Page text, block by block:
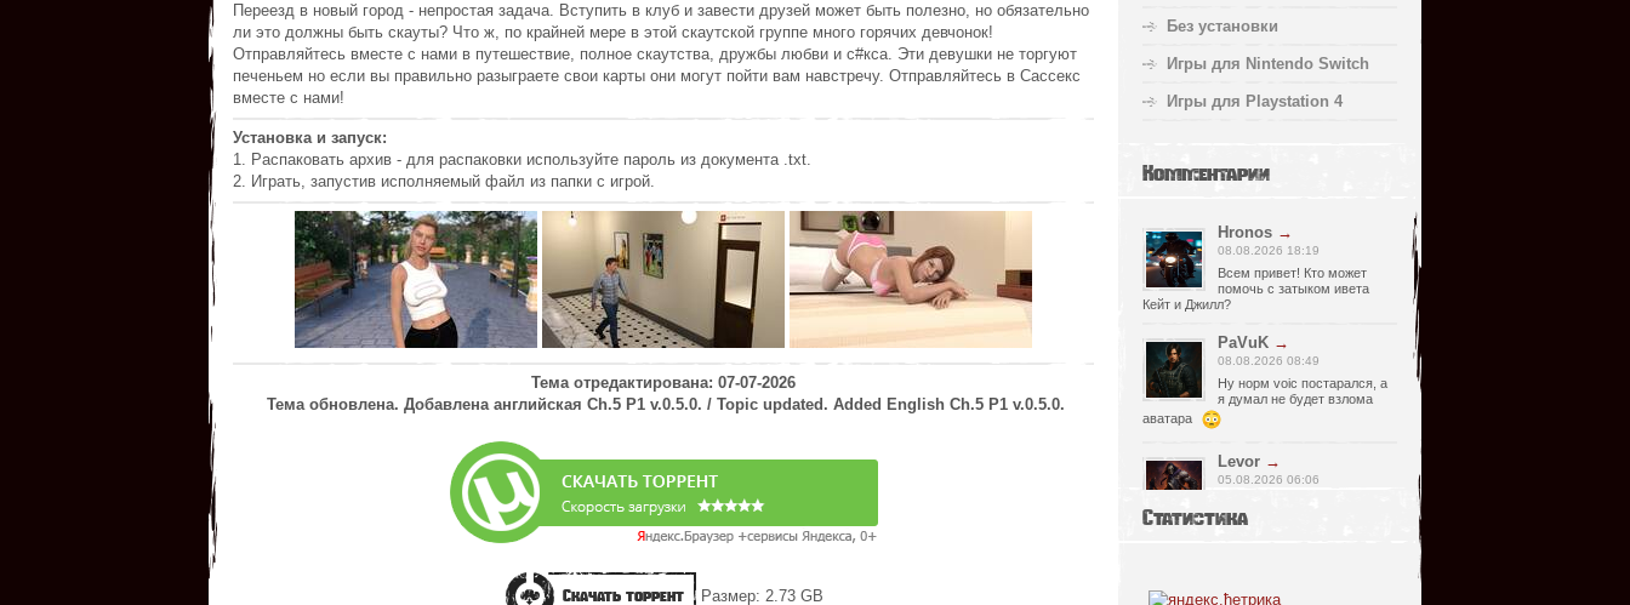
Переезд в новый город - непростая задача. Вступить в клуб и завести друзей может быть полезно, но обязательно
ли это должны быть скауты? Что ж, по крайней мере в этой скаутской группе много горячих девчонок!
Отправляйтесь вместе с нами в путешествие, полное скаутства, дружбы любви и с#кса. Эти девушки не торгуют
печеньем но если вы правильно разыграете свои карты они могут пойти вам навстречу. Отправляйтесь в Сассекс
вместе с нами!
Установка и запуск:
1. Распаковать архив - для распаковки используйте пароль из документа .txt.
2. Играть, запустив исполняемый файл из папки с игрой.
Тема отредактирована: 07-07-2026
Тема обновлена. Добавлена английская Ch.5 P1 v.0.5.0. / Topic updated. Added English Ch.5 P1 v.0.5.0.
Скачать торрент Размер: 2.73 GB
Без установки
Игры для Nintendo Switch
Игры для Playstation 4
Комментарии
Hronos →
08.08.2026 18:19
Всем привет! Кто может
помочь с затыком ивета
Кейт и Джилл?
PaVuK →
08.08.2026 08:49
Ну норм voic постарался, а
я думал не будет взлома
аватара
Levor →
05.08.2026 06:06
указал что есть видимо
Статистика